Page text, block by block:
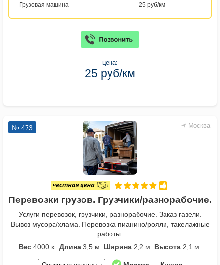
- Грузовая машина 25 руб/км
цена:
25 руб/км
Москва
№ 473
Перевозки грузов. Грузчики/разнорабочие.
Услуги перевозок, грузчики, разнорабочие. Заказ газели.
Вывоз мусора/хлама. Перевозка пианино/рояли, такелажные
работы.
Вес 4000 кг. Длина 3,5 м. Ширина 2,2 м. Высота 2,1 м.